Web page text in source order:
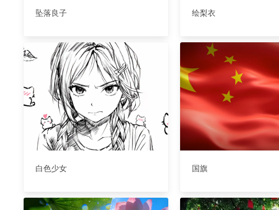
坠落良子 绘梨衣
白色少女 国旗